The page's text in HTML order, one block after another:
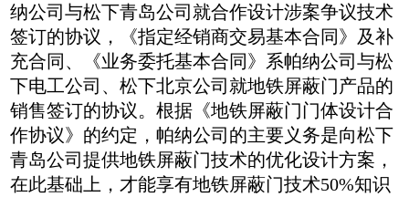
纳公司与松下青岛公司就合作设计涉案争议技术
签订的协议，《指定经销商交易基本合同》及补
充合同、《业务委托基本合同》系帕纳公司与松
下电工公司、松下北京公司就地铁屏蔽门产品的
销售签订的协议。根据《地铁屏蔽门门体设计合
作协议》的约定，帕纳公司的主要义务是向松下
青岛公司提供地铁屏蔽门技术的优化设计方案，
在此基础上，才能享有地铁屏蔽门技术50%知识